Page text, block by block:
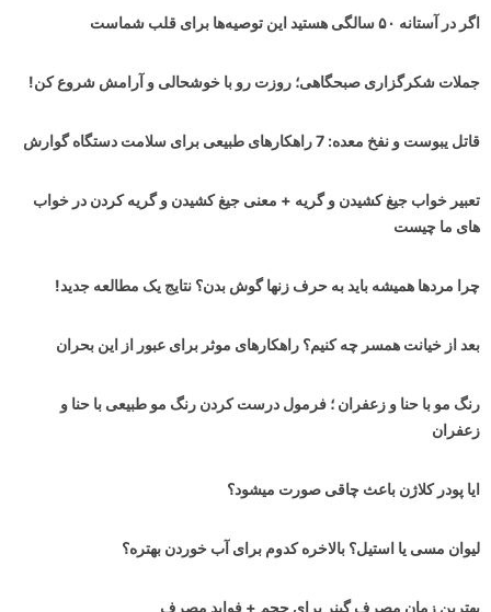
اگر در آستانه ۵۰ سالگی هستید این توصیه‌ها برای قلب شماست
جملات شکرگزاری صبحگاهی؛ روزت رو با خوشحالی و آرامش شروع کن!
قاتل یبوست و نفخ معده: 7 راهکارهای طبیعی برای سلامت دستگاه گوارش
تعبیر خواب جیغ کشیدن و گریه + معنی جیغ کشیدن و گریه کردن در خواب
های ما چیست
چرا مردها همیشه باید به حرف زنها گوش بدن؟ نتایج یک مطالعه جدید!
بعد از خیانت همسر چه کنیم؟ راهکارهای موثر برای عبور از این بحران
رنگ مو با حنا و زعفران ؛ فرمول درست کردن رنگ مو طبیعی با حنا و
زعفران
ایا پودر کلاژن باعث چاقی صورت میشود؟
لیوان مسی یا استیل؟ بالاخره کدوم برای آب خوردن بهتره؟
بهترین زمان مصرف گینر برای حجم + فواید مصرف